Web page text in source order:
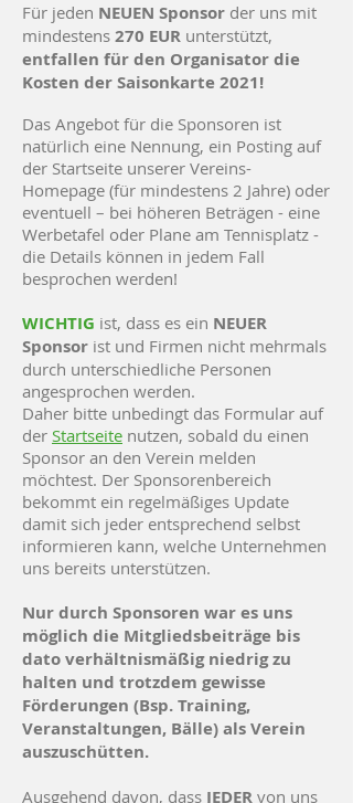
Für jeden NEUEN Sponsor der uns mit
mindestens 270 EUR unterstützt,
entfallen für den Organisator die
Kosten der Saisonkarte 2021!
Das Angebot für die Sponsoren ist
natürlich eine Nennung, ein Posting auf
der Startseite unserer Vereins-
Homepage (für mindestens 2 Jahre) oder
eventuell – bei höheren Beträgen - eine
Werbetafel oder Plane am Tennisplatz -
die Details können in jedem Fall
besprochen werden!
WICHTIG ist, dass es ein NEUER
Sponsor ist und Firmen nicht mehrmals
durch unterschiedliche Personen
angesprochen werden.
Daher bitte unbedingt das Formular auf
der Startseite nutzen, sobald du einen
Sponsor an den Verein melden
möchtest. Der Sponsorenbereich
bekommt ein regelmäßiges Update
damit sich jeder entsprechend selbst
informieren kann, welche Unternehmen
uns bereits unterstützen.
Nur durch Sponsoren war es uns
möglich die Mitgliedsbeiträge bis
dato verhältnismäßig niedrig zu
halten und trotzdem gewisse
Förderungen (Bsp. Training,
Veranstaltungen, Bälle) als Verein
auszuschütten.
Ausgehend davon, dass JEDER von uns